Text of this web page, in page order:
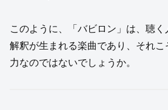
このように、「バビロン」は、聴
解釈が生まれる楽曲であり、それ
力なのではないでしょうか。